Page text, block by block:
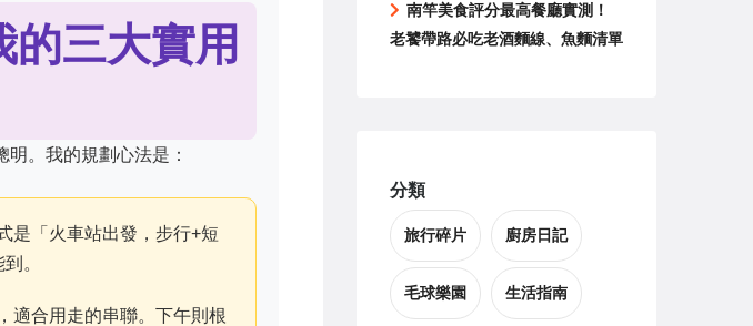
三大實用
。我的規劃心法是：
是「火車站出發，步行+短
。
適合用走的串聯。下午則根
南竿美食評分最高餐廳實測！
老饕帶路必吃老酒麵線、魚麵清單
分類
旅行碎片 廚房日記
毛球樂園 生活指南